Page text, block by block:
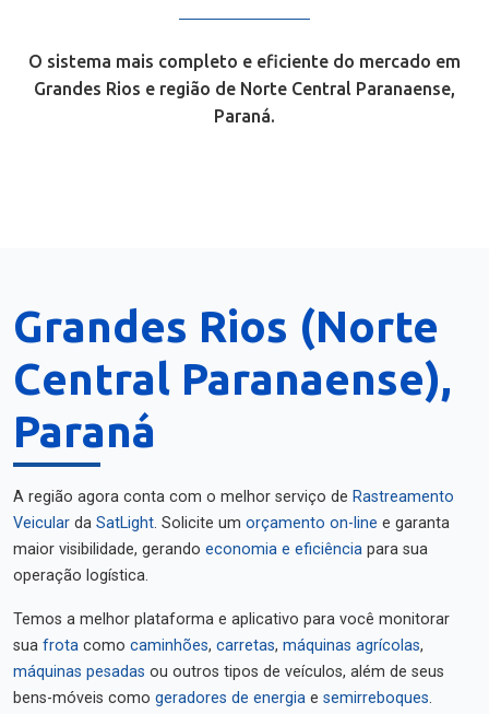
O sistema mais completo e eficiente do mercado em
Grandes Rios e região de Norte Central Paranaense,
Paraná.
Grandes Rios (Norte
Central Paranaense),
Paraná
A região agora conta com o melhor serviço de Rastreamento
Veicular da SatLight. Solicite um orçamento on-line e garanta
maior visibilidade, gerando economia e eficiência para sua
operação logística.
Temos a melhor plataforma e aplicativo para você monitorar
sua frota como caminhões, carretas, máquinas agrícolas,
máquinas pesadas ou outros tipos de veículos, além de seus
bens-móveis como geradores de energia e semirreboques.